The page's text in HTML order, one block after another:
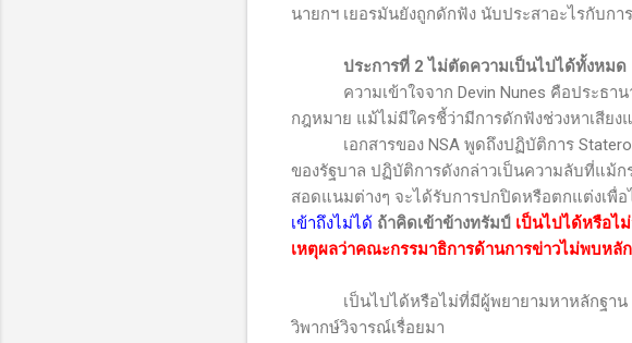
นายกฯ เยอรมันยังถูกดักฟัง นับประสาอะไรกับก
ประการที่ 2 ไม่ตัดความเป็นไปได้ทั้งหมด
ความเข้าใจจาก Devin Nunes คือประธา
กฎหมาย แม้ไม่มีใครชี้ว่ามีการดักฟังช่วงหาเสีย
เอกสารของ NSA พูดถึงปฏิบัติการ
ของรัฐบาล ปฏิบัติการดังกล่าวเป็นความลับที่แม้
สอดแนมต่างๆ จะได้รับการปกปิดหรือตกแต่งเพื่
เข้าถึงไม่ได้ ถ้าคิดเข้าข้างทรัมป์ เป็นไปได้หรือไ
เหตุผลว่าคณะกรรมาธิการด้านการข่าวไม่พบหลั
เป็นไปได้หรือไม่ที่มีผู้พยายามหาหลักฐาน
วิพากษ์วิจารณ์เรื่อยมา